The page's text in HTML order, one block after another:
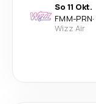
So 11 Okt.
FMM-PRN·
Wizz Air